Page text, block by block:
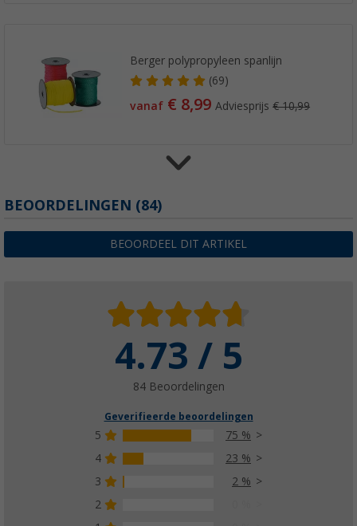
Berger polypropyleen spanlijn
(69)
vanaf € 8,99Adviesprijs€ 10,99
Verbindingsveer 5-pak
€ 9,99 Adviesprijs€ 11,99
Berger tenttouw 4 mm lichtgevend 20 m
(37)
€ 12,99Adviesprijs
Berger tentspanring 10-pak
BEOORDELINGEN (84)
BEOORDEEL DIT ARTIKEL
4.73 / 5
84 Beoordelingen
Geverifieerde beoordelingen
5
75 %
4
23 %
3
2 %
2